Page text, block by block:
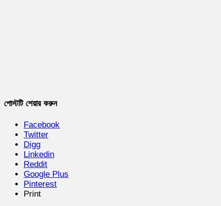
পোস্টটি শেয়ার করুন
Facebook
Twitter
Digg
Linkedin
Reddit
Google Plus
Pinterest
Print